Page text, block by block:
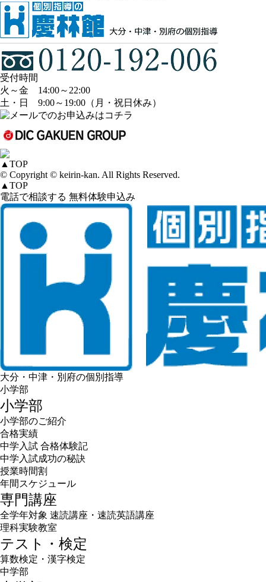
受付時間
火～金 14:00～22:00
土・日 9:00～19:00（月・祝日休み）
▲ TOP
© Copyright © keirin-kan. All Rights Reserved.
▲ TOP
電話で相談する 無料体験申込み
大分・中津・別府の個別指導
小学部
小学部
小学部のご紹介
合格実績
中学入試 合格体験記
中学入試成功の秘訣
授業時間割
年間スケジュール
専門講座
全学年対象 速読講座・速読英語講座
理科実験教室
テスト・検定
算数検定・漢字検定
中学部